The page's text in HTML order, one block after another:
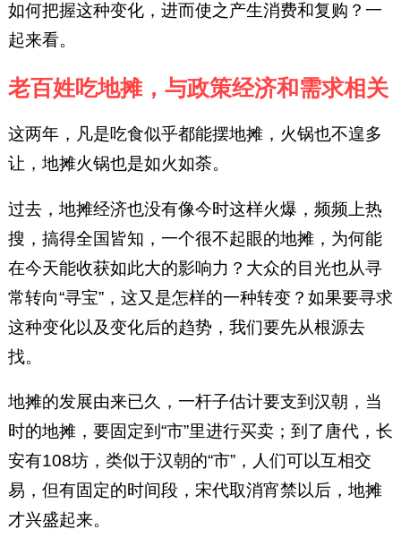
如何把握这种变化，进而使之产生消费和复购？一
起来看。
老百姓吃地摊，与政策经济和需求相关
这两年，凡是吃食似乎都能摆地摊，火锅也不遑多
让，地摊火锅也是如火如荼。
过去，地摊经济也没有像今时这样火爆，频频上热
搜，搞得全国皆知，一个很不起眼的地摊，为何能
在今天能收获如此大的影响力？大众的目光也从寻
常转向“寻宝”，这又是怎样的一种转变？如果要寻求
这种变化以及变化后的趋势，我们要先从根源去
找。
地摊的发展由来已久，一杆子估计要支到汉朝，当
时的地摊，要固定到“市”里进行买卖；到了唐代，长
安有108坊，类似于汉朝的“市”，人们可以互相交
易，但有固定的时间段，宋代取消宵禁以后，地摊
才兴盛起来。